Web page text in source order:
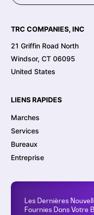
TRC COMPANIES, INC
21 Griffin Road North
Windsor, CT 06095
United States
LIENS RAPIDES
Marches
Services
Bureaux
Entreprise
Les Dernières
Fournies Dans Votre